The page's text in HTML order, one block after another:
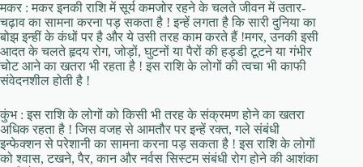
मकर : मकर इनकी राशि में सूर्य कमजोर रहने के चलते जीवन में उतार-
चढ़ाव का सामना करना पड़ सकता है ! इन्हें लगता है कि सारी दुनिया का
बोझ इन्हीं के कंधों पर है और ये उसी तरह काम करते हैं !मगर, उनकी इसी
आदत के चलते हृदय रोग, जोड़ों, घुटनों या पैरों की हड्डी टूटने या गंभीर
चोट आने का खतरा भी रहता है ! इस राशि के लोगों की त्वचा भी काफी
संवेदनशील होती है !
कुंभ : इस राशि के लोगों को किसी भी तरह के संक्रमण होने का खतरा
अधिक रहता है ! जिस वजह से आमतौर पर इन्हें रक्त, गले संबंधी
इन्फेक्शन से परेशानी का सामना करना पड़ सकता है ! इस राशि के लोगों
को श्वास, टखने, पैर, कान और नर्वस सिस्टम संबंधी रोग होने की आशंका